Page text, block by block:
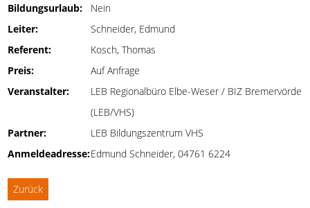
Bildungsurlaub:
Nein
Leiter:
Schneider, Edmund
Referent:
Kosch, Thomas
Preis:
Auf Anfrage
Veranstalter:
LEB Regionalbüro Elbe-Weser / BIZ Bremervörde
(LEB/VHS)
Partner:
LEB Bildungszentrum VHS
Anmeldeadresse:Edmund Schneider, 04761 6224
Zurück